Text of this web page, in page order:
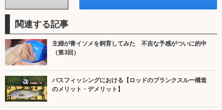
関連する記事
主婦が青イソメを飼育してみた 不吉な予感がついに的中
（第3回）
バスフィッシングにおける【ロッドのブランクスルー構造
のメリット・デメリット】